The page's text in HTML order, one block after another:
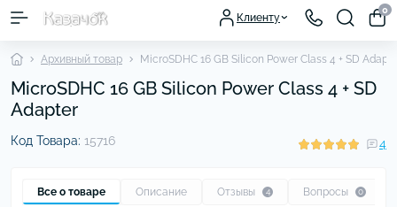
Клиенту
0
Архивный товар MicroSDHC 16 GB Silicon Power Class 4 + SD
MicroSDHC 16 GB Silicon Power Class 4 + SD
Adapter
Код Товара: 15716 4
Все о товаре Описание Отзывы 4 Вопросы 0